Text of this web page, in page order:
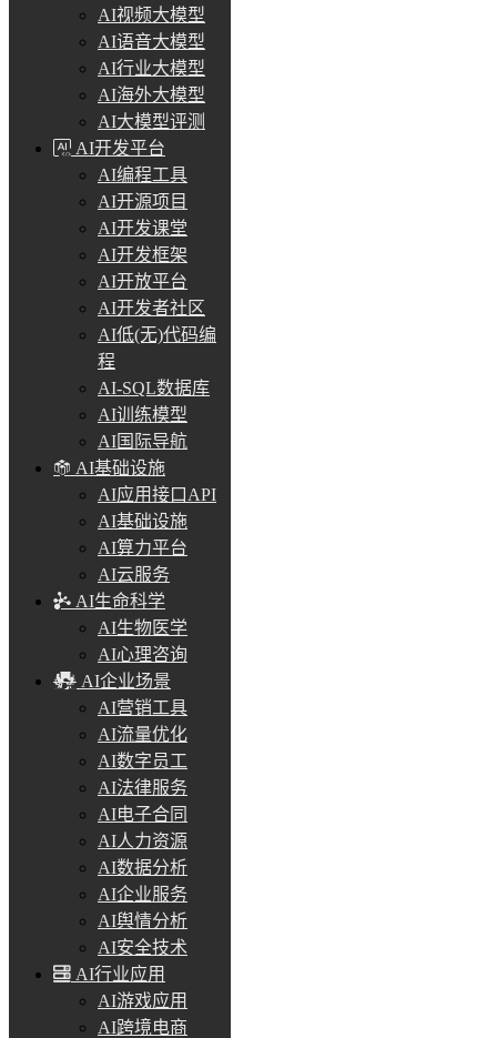
AI视频大模型
AI语音大模型
AI行业大模型
AI海外大模型
AI大模型评测
AI开发平台
AI编程工具
AI开源项目
AI开发课堂
AI开发框架
AI开放平台
AI开发者社区
AI低(无)代码编
程
AI-SQL数据库
AI训练模型
AI国际导航
AI基础设施
AI应用接口API
AI基础设施
AI算力平台
AI云服务
AI生命科学
AI生物医学
AI心理咨询
AI企业场景
AI营销工具
AI流量优化
AI数字员工
AI法律服务
AI电子合同
AI人力资源
AI数据分析
AI企业服务
AI舆情分析
AI安全技术
AI行业应用
AI游戏应用
AI跨境电商